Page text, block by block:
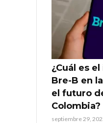
¿Cuál es
Bre-B en
el futuro
Colombia?
septiembre 29,